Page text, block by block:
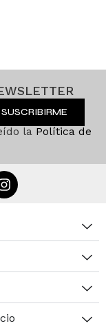
SUSCRIBIRME
la Política de